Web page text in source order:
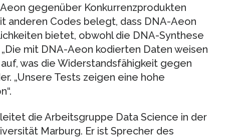
gegenüber Konkurrenzprodukten
anderen Codes belegt, dass DNA-Aeon
bietet, obwohl die DNA-Synthese
mit DNA-Aeon kodierten Daten weisen
was die Widerstandsfähigkeit gegen
„Unsere Tests zeigen eine hohe
die Arbeitsgruppe Data Science in der
Marburg. Er ist Sprecher des